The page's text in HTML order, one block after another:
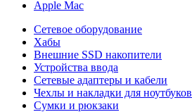
Apple Mac
Сетевое оборудование
Хабы
Внешние SSD накопители
Устройства ввода
Сетевые адаптеры и кабели
Чехлы и накладки для ноутбуков
Сумки и рюкзаки